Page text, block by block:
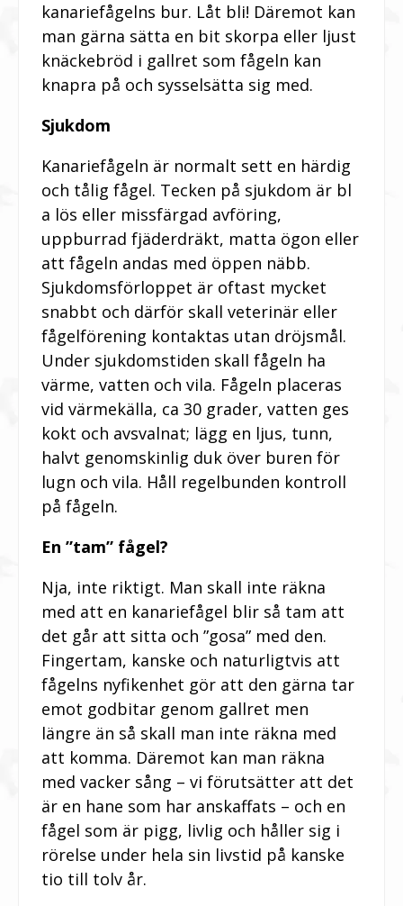
kanariefågelns bur. Låt bli! Däremot kan
man gärna sätta en bit skorpa eller ljust
knäckebröd i gallret som fågeln kan
knapra på och sysselsätta sig med.
Sjukdom
Kanariefågeln är normalt sett en härdig
och tålig fågel. Tecken på sjukdom är bl
a lös eller missfärgad avföring,
uppburrad fjäderdräkt, matta ögon eller
att fågeln andas med öppen näbb.
Sjukdomsförloppet är oftast mycket
snabbt och därför skall veterinär eller
fågelförening kontaktas utan dröjsmål.
Under sjukdomstiden skall fågeln ha
värme, vatten och vila. Fågeln placeras
vid värmekälla, ca 30 grader, vatten ges
kokt och avsvalnat; lägg en ljus, tunn,
halvt genomskinlig duk över buren för
lugn och vila. Håll regelbunden kontroll
på fågeln.
En ”tam” fågel?
Nja, inte riktigt. Man skall inte räkna
med att en kanariefågel blir så tam att
det går att sitta och ”gosa” med den.
Fingertam, kanske och naturligtvis att
fågelns nyfikenhet gör att den gärna tar
emot godbitar genom gallret men
längre än så skall man inte räkna med
att komma. Däremot kan man räkna
med vacker sång – vi förutsätter att det
är en hane som har anskaffats – och en
fågel som är pigg, livlig och håller sig i
rörelse under hela sin livstid på kanske
tio till tolv år.